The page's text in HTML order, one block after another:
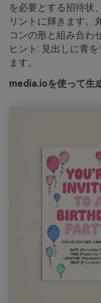
を必要とする招待状
リントに輝きます。
コンの形と組み合わ
ヒント: 見出しに青
ます。
media.ioを使って生